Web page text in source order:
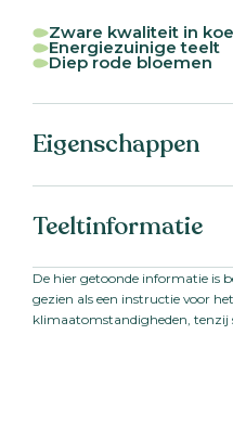
Zware kwaliteit in
Energiezuinige teelt
Diep rode bloemen
Eigenschappen
Familie:
Serienaam:
VBN code:
Teeltinformatie
Startmateriaal:
Steellengte:
Teeltlocatie:
De hier getoonde informatie is
gezien als een instructie voor
klimaatomstandigheden, tenzij